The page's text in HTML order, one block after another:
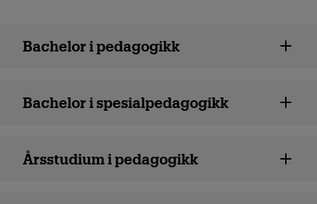
Pedagogikk - fleksibel
Bachelor i pedagogikk
Bachelor i spesialpedagogikk
Årsstudium i pedagogikk